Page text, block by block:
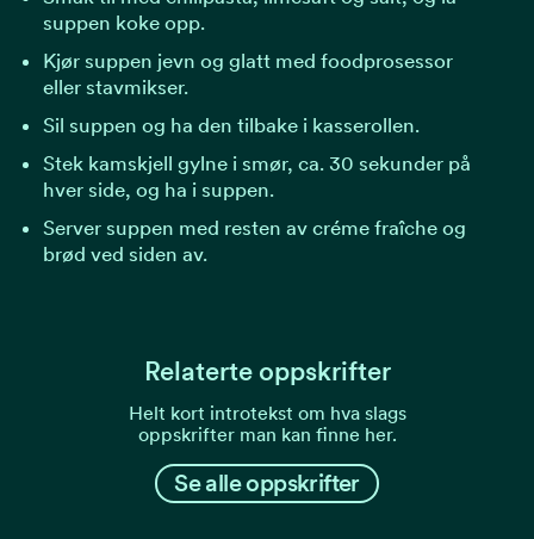
suppen koke opp.
Kjør suppen jevn og glatt med foodprosessor
eller stavmikser.
Sil suppen og ha den tilbake i kasserollen.
Stek kamskjell gylne i smør, ca. 30 sekunder på
hver side, og ha i suppen.
Server suppen med resten av créme fraîche og
brød ved siden av.
Relaterte oppskrifter
Helt kort introtekst om hva slags
oppskrifter man kan finne her.
Se alle oppskrifter